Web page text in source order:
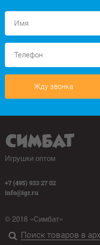
Жду звонка
Игрушки оптом
+7 (495) 933 27 02
info@igr.ru
© 2018 «Симбат»